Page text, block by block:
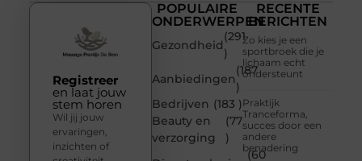
POPULAIRE
ONDERWERPEN
Gezondheid
(291
)
Aanbiedingen
(187
)
Bedrijven (183 )
Beauty en
verzorging
(77
)
(60
RECENTE
BERICHTEN
Zo kies je een
sportbroek die je
lichaam echt
ondersteunt
Praktijk
Tranceforma,
succes door een
andere
benadering
Registreer
en laat jouw
stem horen
Wil jij jouw
ervaringen,
inzichten of